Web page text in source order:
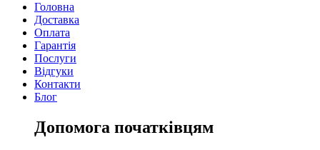
Головна
Доставка
Оплата
Гарантія
Послуги
Відгуки
Контакти
Блог
Допомога початківцям